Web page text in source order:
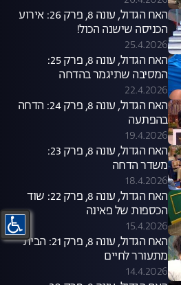
האח הגדול, עונה 8, פרק 26: אירוע
הכניסה שישנה הכול!
25.4.2026
האח הגדול, עונה 8, פרק 25:
המסיבה שתיגמר בהדחה
22.4.2026
האח הגדול, עונה 8, פרק 24: הדחה
בהפתעה
19.4.2026
האח הגדול, עונה 8, פרק 23:
משדר הדחה
18.4.2026
האח הגדול, עונה 8, פרק 22: שוד
הכספות של פאינה
15.4.2026
האח הגדול, עונה 8, פרק 21: הבית
מתעורר לחיים
14.4.2026